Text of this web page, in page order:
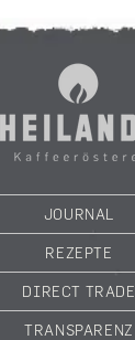
JOURNAL
REZEPTE
DIRECT TRADE
TRANSPARENZ